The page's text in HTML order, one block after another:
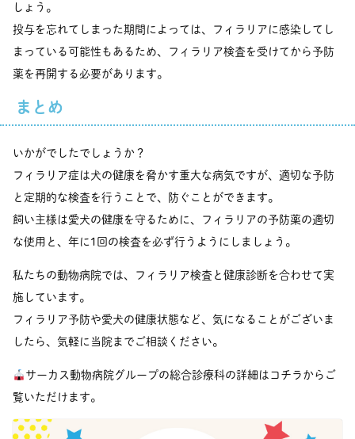
しょう。
投与を忘れてしまった期間によっては、フィラリアに感染してし
まっている可能性もあるため、フィラリア検査を受けてから予防
薬を再開する必要があります。
まとめ
いかがでしたでしょうか？
フィラリア症は犬の健康を脅かす重大な病気ですが、適切な予防
と定期的な検査を行うことで、防ぐことができます。
飼い主様は愛犬の健康を守るために、フィラリアの予防薬の適切
な使用と、年に1回の検査を必ず行うようにしましょう。
私たちの動物病院では、フィラリア検査と健康診断を合わせて実
施しています。
フィラリア予防や愛犬の健康状態など、気になることがございま
したら、気軽に当院までご相談ください。
サーカス動物病院グループの総合診療科の詳細はコチラからご
覧いただけます。